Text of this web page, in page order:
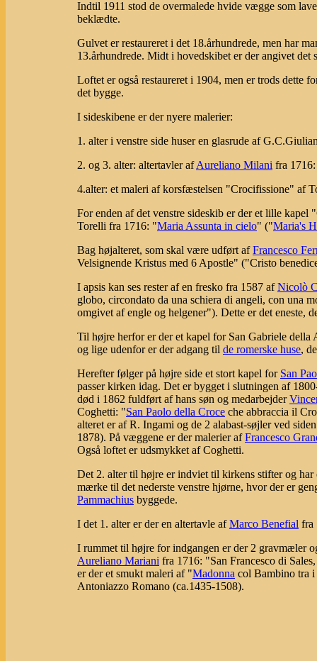
Indtil 1911 stod de overmalede hvide vægge som
beklædte.
Gulvet er restaureret i det 18.århundrede, men har
13.århundrede. Midt i hovedskibet er der angivet det
Loftet er også restaureret i 1904, men er trods dette
det bygge.
I sideskibene er der nyere malerier:
1. alter i venstre side huser en glasrude af
2. og 3. alter: altertavler afAureliano Milani fra
4.alter: et maleri af korsfæstelsen "Crocifissione" af
For enden af det venstre sideskib er der et lille
Torelli fra 1716: "Maria Assunta in cielo" ("Maria's
Bag højalteret, som skal være udført afFrancesco
Velsignende Kristus med 6 Apostle" ("Cristo
I apsis kan ses rester af en fresko fra 1587 afNicolò
globo, circondato da una schiera di angeli, con una
omgivet af engle og helgener"). Dette er det eneste,
Til højre herfor er der et kapel for San Gabriele
og lige udenfor er der adgang til de romerske huse,
Herefter følger på højre side et stort kapel for San
passer kirken idag. Det er bygget i slutningen af
død i 1862 fuldført af hans søn og medarbejder
Coghetti: "San Paolo della Croce che abbraccia il
alteret er af R. Ingami og de 2 alabast-søjler ved
1878). På væggene er der malerier afFrancesco
Også loftet er udsmykket af Coghetti.
Det 2. alter til højre er indviet til kirkens stifter og
mærke til det nederste venstre hjørne, hvor der er
Pammachius byggede.
I det 1. alter er der en altertavle afMarco Benefial fra
I rummet til højre for indgangen er der 2 gravmæler
Aureliano Mariani fra 1716: "San Francesco di
er der et smukt maleri af "Madonna col Bambino tra
Antoniazzo Romano (ca.1435-1508).